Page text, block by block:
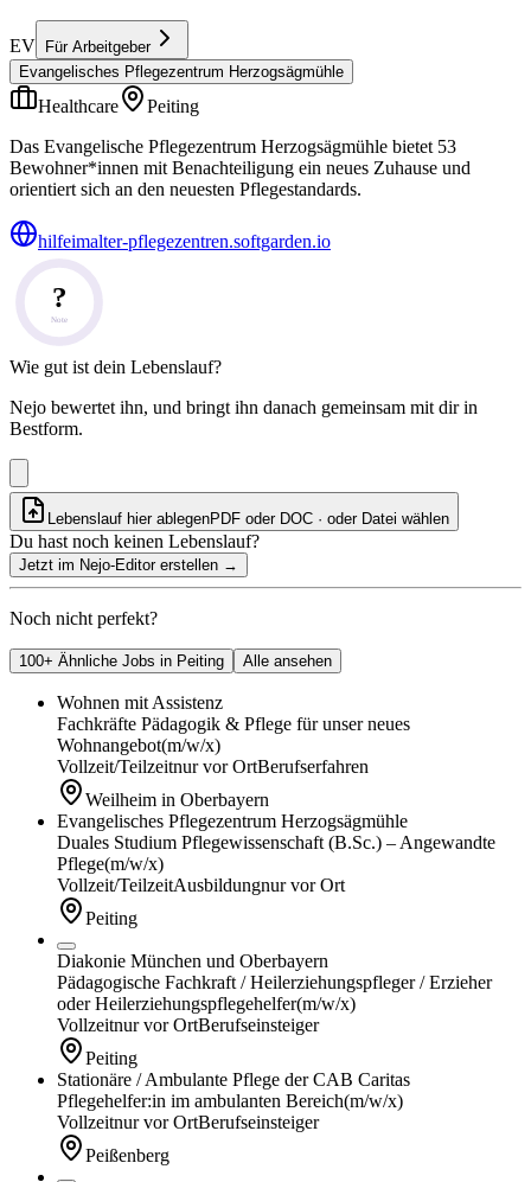
EV
Für Arbeitgeber
Evangelisches Pflegezentrum Herzogsägmühle
Healthcare
Peiting
Das Evangelische Pflegezentrum Herzogsägmühle bietet 53
Bewohner*innen mit Benachteiligung ein neues Zuhause und
orientiert sich an den neuesten Pflegestandards.
hilfeimalter-pflegezentren.softgarden.io
?
Note
Wie gut ist dein Lebenslauf?
Nejo bewertet ihn, und bringt ihn danach gemeinsam mit dir in
Bestform.
Lebenslauf hier ablegenPDF oder DOC · oder Datei wählen
Du hast noch keinen Lebenslauf?
Jetzt im Nejo-Editor erstellen →
Noch nicht perfekt?
100+ Ähnliche Jobs in Peiting Alle ansehen
Wohnen mit Assistenz
Fachkräfte Pädagogik & Pflege für unser neues
Wohnangebot(m/w/x)
Vollzeit/Teilzeitnur vor OrtBerufserfahren
Weilheim in Oberbayern
Evangelisches Pflegezentrum Herzogsägmühle
Duales Studium Pflegewissenschaft (B.Sc.) – Angewandte
Pflege(m/w/x)
Vollzeit/TeilzeitAusbildungnur vor Ort
Peiting
Diakonie München und Oberbayern
Pädagogische Fachkraft / Heilerziehungspfleger / Erzieher
oder Heilerziehungspflegehelfer(m/w/x)
Vollzeitnur vor OrtBerufseinsteiger
Peiting
Stationäre / Ambulante Pflege der CAB Caritas
Pflegehelfer:in im ambulanten Bereich(m/w/x)
Vollzeitnur vor OrtBerufseinsteiger
Peißenberg